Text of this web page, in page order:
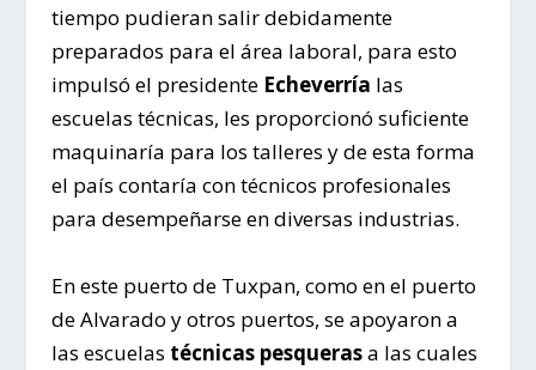
tiempo pudieran salir debidamente
preparados para el área laboral, para esto
impulsó el presidente Echeverría las
escuelas técnicas, les proporcionó suficiente
maquinaría para los talleres y de esta forma
el país contaría con técnicos profesionales
para desempeñarse en diversas industrias.
En este puerto de Tuxpan, como en el puerto
de Alvarado y otros puertos, se apoyaron a
las escuelas técnicas pesquerasa las cuales